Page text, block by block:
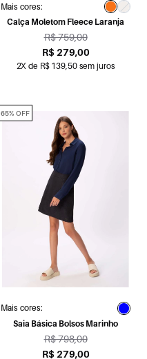
Mais cores:
Calça Moletom Fleece Laranja
R$ 759,00
R$ 279,00
2X de R$ 139,50 sem juros
Mais cores:
Saia Básica Bolsos Marinho
R$ 798,00
R$ 279,00
65% OFF